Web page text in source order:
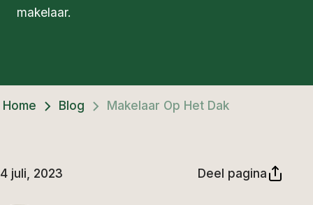
makelaar.
Home Blog Makelaar Op Het Dak
4 juli, 2023 Deel pagina